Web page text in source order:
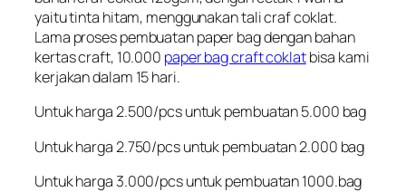
yaitu tinta hitam, menggunakan tali craf coklat.
Lama proses pembuatan paper bag dengan bahan
kertas craft, 10.000 paper bag craft coklatbisa kami
kerjakan dalam 15 hari.
Untuk harga 2.500/pcs untuk pembuatan 5.000 bag
Untuk harga 2.750/pcs untuk pembuatan 2.000 bag
Untuk harga 3.000/pcs untuk pembuatan 1000.bag